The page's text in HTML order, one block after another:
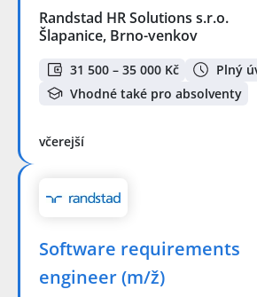
Randstad HR Solutions s.r.o.
Šlapanice, Brno-venkov
31 500 – 35 000 Kč
Plný
Vhodné také pro absolventy
včerejší
Software requirements
engineer (m/ž)